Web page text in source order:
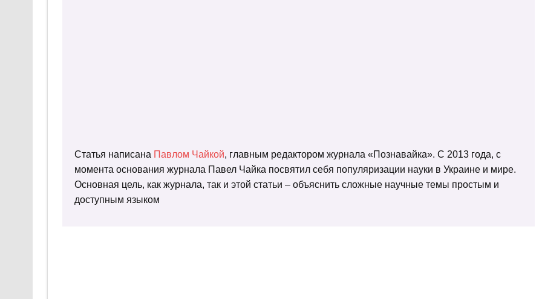
Статья написана Павлом Чайкой, главным редактором журнала «Познавайка». С 2013 года, с
момента основания журнала Павел Чайка посвятил себя популяризации науки в Украине и мире.
Основная цель, как журнала, так и этой статьи – объяснить сложные научные темы простым и
доступным языком